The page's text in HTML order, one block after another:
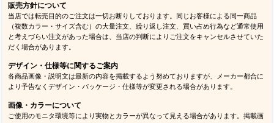
販売方針について
当店では転売目的のご注文は一切お断りしております。同じお客様による同一商品
（複数カラー・サイズ含む）の大量注文、繰り返し注文、買い占め行為など通常使用
と考えづらい注文があった場合は、当店の判断によりご注文をキャンセルさせていた
だく場合があります。
デザイン・仕様等に関するご案内
各商品画像・説明文は最新の内容を掲載するよう努めておりますが、メーカー都合に
より予告なくデザイン・パッケージ・仕様等が変更される場合があります。
画像・カラーについて
ご使用のモニタ環境等により実物とカラーが異なって見える場合があります。掲載画